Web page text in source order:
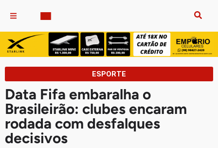
ESPORTE
Data Fifa embaralha o
Brasileirão: clubes encaram
rodada com desfalques
decisivos